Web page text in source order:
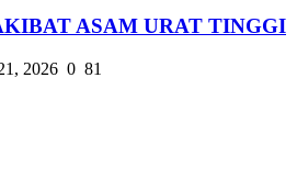
ASAM URAT TINGGI
2026 0 81